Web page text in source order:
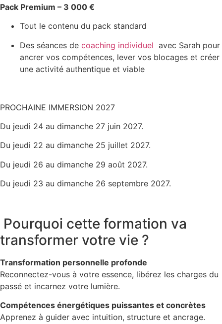
Pack Premium – 3 000 €
Tout le contenu du pack standard
Des séances de coaching individuel avec Sarah pour
ancrer vos compétences, lever vos blocages et créer
une activité authentique et viable
PROCHAINE IMMERSION 2027
Du jeudi 24 au dimanche 27 juin 2027.
Du jeudi 22 au dimanche 25 juillet 2027.
Du jeudi 26 au dimanche 29 août 2027.
Du jeudi 23 au dimanche 26 septembre 2027.
Pourquoi cette formation va
transformer votre vie ?
Transformation personnelle profonde
Reconnectez-vous à votre essence, libérez les charges du
passé et incarnez votre lumière.
Compétences énergétiques puissantes et concrètes
Apprenez à guider avec intuition, structure et ancrage.